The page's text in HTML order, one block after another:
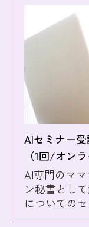
AIセミナー
（1回/オンラ
AI専門のマ
ン秘書とし
についての